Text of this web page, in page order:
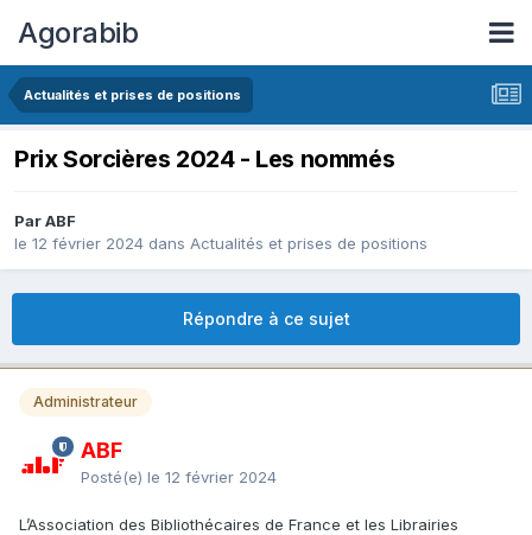
Agorabib
Actualités et prises de positions
Prix Sorcières 2024 - Les nommés
Par ABF
le 12 février 2024 dans Actualités et prises de positions
Répondre à ce sujet
Administrateur
ABF
Posté(e) le 12 février 2024
L’Association des Bibliothécaires de France et les Librairies